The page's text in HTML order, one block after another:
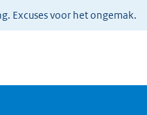
Excuses voor het ongemak.